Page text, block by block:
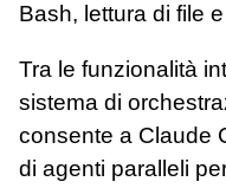
Bash, lettura di file
Tra le funzionalità
sistema di
consente a Claude
di agenti paralleli